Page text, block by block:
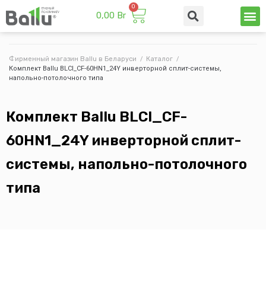
0,00 Br
Фирменный магазин Ballu в Беларуси / Каталог /
Комплект Ballu BLCI_CF-60HN1_24Y инверторной сплит-системы,
напольно-потолочного типа
Комплект Ballu BLCI_CF-
60HN1_24Y инверторной сплит-
системы, напольно-потолочного
типа